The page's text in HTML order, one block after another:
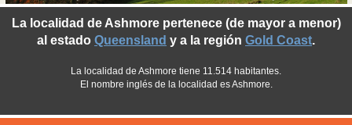
La localidad de Ashmore pertenece (de mayor a menor)
al estado Queensland y a la región Gold Coast.
La localidad de Ashmore tiene 11.514 habitantes.
El nombre inglés de la localidad es Ashmore.